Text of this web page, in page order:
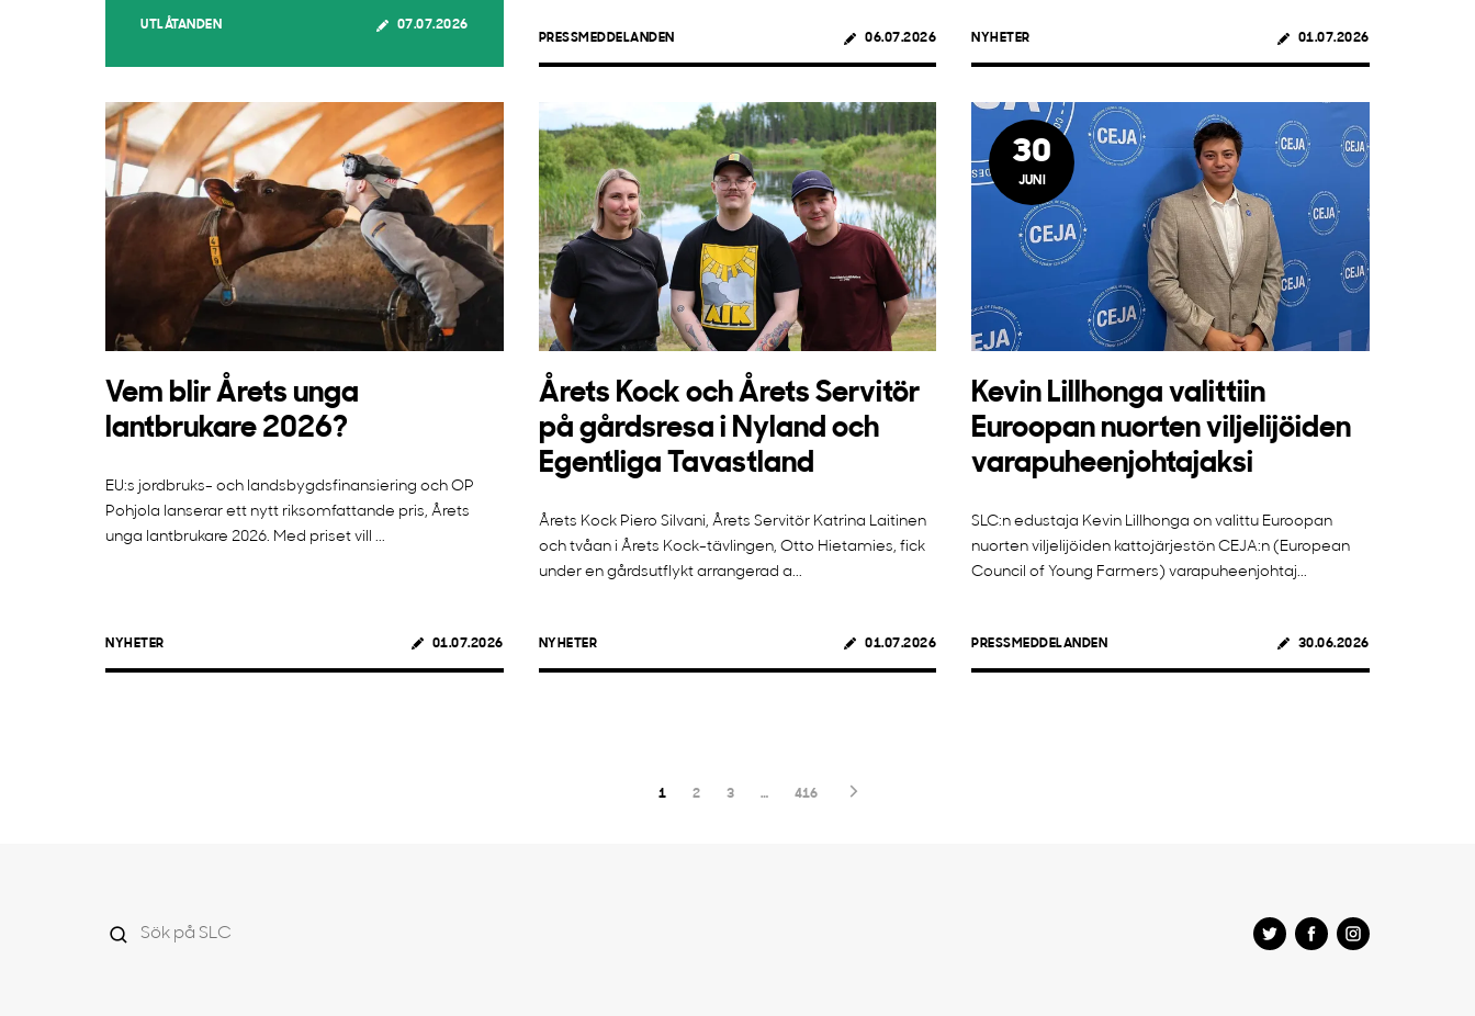
UTLÅTANDEN 07.07.2026
PRESSMEDDELANDEN 06.07.2026 NYHETER 01.07.2026
Vem blir Årets unga
lantbrukare 2026?
EU:s jordbruks- och landsbygdsfinansiering och OP
Pohjola lanserar ett nytt riksomfattande pris, Årets
unga lantbrukare 2026. Med priset vill ...
NYHETER 01.07.2026
Årets Kock och Årets Servitör
på gårdsresa i Nyland och
Egentliga Tavastland
Årets Kock Piero Silvani, Årets Servitör Katrina Laitinen
och tvåan i Årets Kock-tävlingen, Otto Hietamies, fick
under en gårdsutflykt arrangerad a...
NYHETER 01.07.2026
30
JUNI
Kevin Lillhonga valittiin
Euroopan nuorten viljelijöiden
varapuheenjohtajaksi
SLC:n edustaja Kevin Lillhonga on valittu Euroopan
nuorten viljelijöiden kattojärjestön CEJA:n (European
Council of Young Farmers) varapuheenjohtaj...
PRESSMEDDELANDEN 30.06.2026
1 2 3 … 416